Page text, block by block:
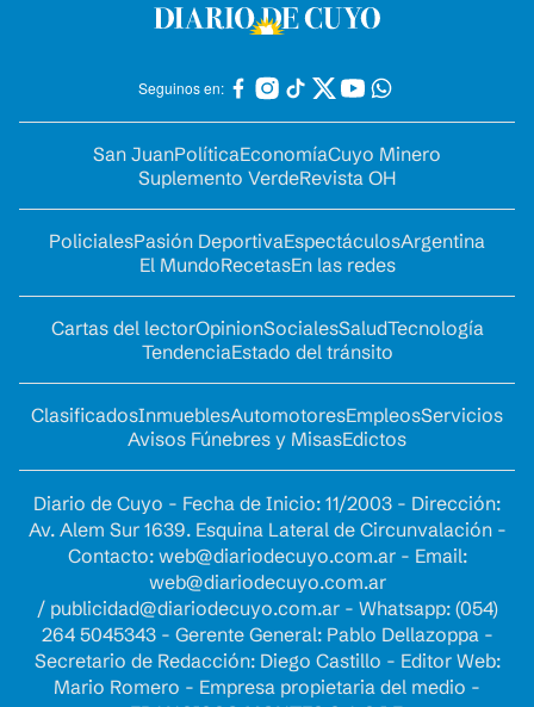
Seguinos en:
San JuanPolíticaEconomíaCuyo Minero
Suplemento VerdeRevista OH
PolicialesPasión DeportivaEspectáculosArgentina
El MundoRecetasEn las redes
Cartas del lectorOpinionSocialesSaludTecnología
TendenciaEstado del tránsito
ClasificadosInmueblesAutomotoresEmpleosServicios
Avisos Fúnebres y MisasEdictos
Diario de Cuyo - Fecha de Inicio: 11/2003 - Dirección:
Av. Alem Sur 1639. Esquina Lateral de Circunvalación -
Contacto: web@diariodecuyo.com.ar- Email:
web@diariodecuyo.com.ar
/ publicidad@diariodecuyo.com.ar- Whatsapp: (054)
264 5045343 - Gerente General: Pablo Dellazoppa -
Secretario de Redacción: Diego Castillo - Editor Web:
Mario Romero - Empresa propietaria del medio -